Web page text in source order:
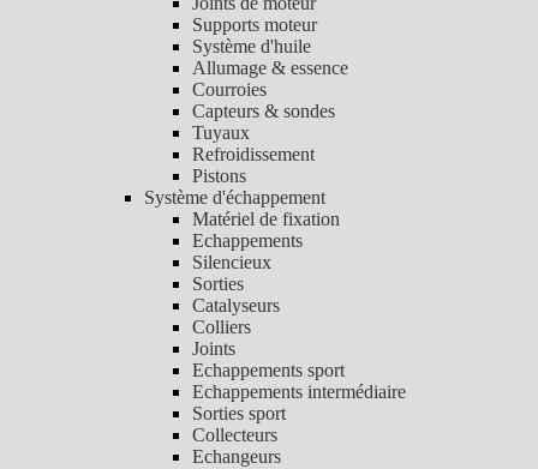
Supports moteur
Système d'huile
Allumage & essence
Courroies
Capteurs & sondes
Tuyaux
Refroidissement
Pistons
Système d'échappement
Matériel de fixation
Echappements
Silencieux
Sorties
Catalyseurs
Colliers
Joints
Echappements sport
Echappements intermédiaire
Sorties sport
Collecteurs
Echangeurs